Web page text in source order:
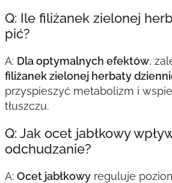
Q: Ile filiżanek zielonej
pić?
A: Dla optymalnych efektów,
filiżanek zielonej herbaty
przyspieszyć metabolizm i
tłuszczu.
Q: Jak ocet jabłkowy
odchudzanie?
A: Ocet jabłkowyreguluje